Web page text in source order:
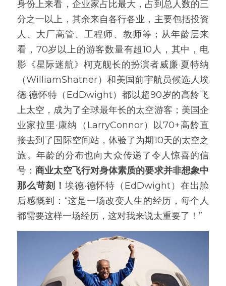
身份上来看，企业家占比最大，占到总人数的三
分之一以上，其余来自各行各业，主要包括投资
人、大厂高管、工程师、教师等；从年龄层来
看，70岁以上的游客数量有超10人，其中，电
影《星际迷航》柯克舰长的扮演者威廉·夏特纳
（WilliamShatner）和美国前宇航员候选人埃
德·德怀特（EdDwight）都以超90岁的高龄飞
上太空，成为了全球最年长的太空游客；美国企
业家拉里·康纳（LarryConnor）以70+高龄直
接去到了国际空间站，体验了为期10天的太空之
旅。年龄的分布也向大众传递了令人惊喜的信
号：商业太空飞行对身体素质的要求并非想象中
那么苛刻！ 埃德·德怀特（EdDwight）在出舱
后感慨到：“这是一场改变人生的经历，每个人
都需要这样一场经历，这对我来说太重要了！”